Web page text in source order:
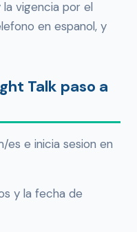
vigencia por el
en espanol, y
Talk paso a
es e inicia sesion en
y la fecha de